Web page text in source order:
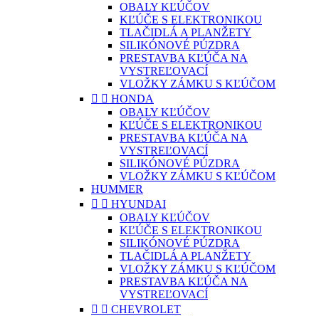
OBALY KĽÚČOV
KĽÚČE S ELEKTRONIKOU
TLAČIDLÁ A PLANŽETY
SILIKÓNOVÉ PÚZDRA
PRESTAVBA KĽÚČA NA
VYSTREĽOVACÍ
VLOŽKY ZÁMKU S KĽÚČOM
  HONDA
OBALY KĽÚČOV
KĽÚČE S ELEKTRONIKOU
PRESTAVBA KĽÚČA NA
VYSTREĽOVACÍ
SILIKÓNOVÉ PÚZDRA
VLOŽKY ZÁMKU S KĽÚČOM
HUMMER
  HYUNDAI
OBALY KĽÚČOV
KĽÚČE S ELEKTRONIKOU
SILIKÓNOVÉ PÚZDRA
TLAČIDLÁ A PLANŽETY
VLOŽKY ZÁMKU S KĽÚČOM
PRESTAVBA KĽÚČA NA
VYSTREĽOVACÍ
  CHEVROLET